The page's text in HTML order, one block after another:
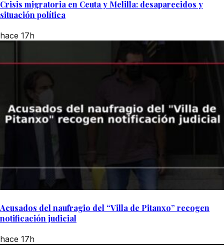
Crisis migratoria en Ceuta y Melilla: desaparecidos y
situación política
hace 17h
Acusados del naufragio del “Villa de Pitanxo” recogen
notificación judicial
hace 17h